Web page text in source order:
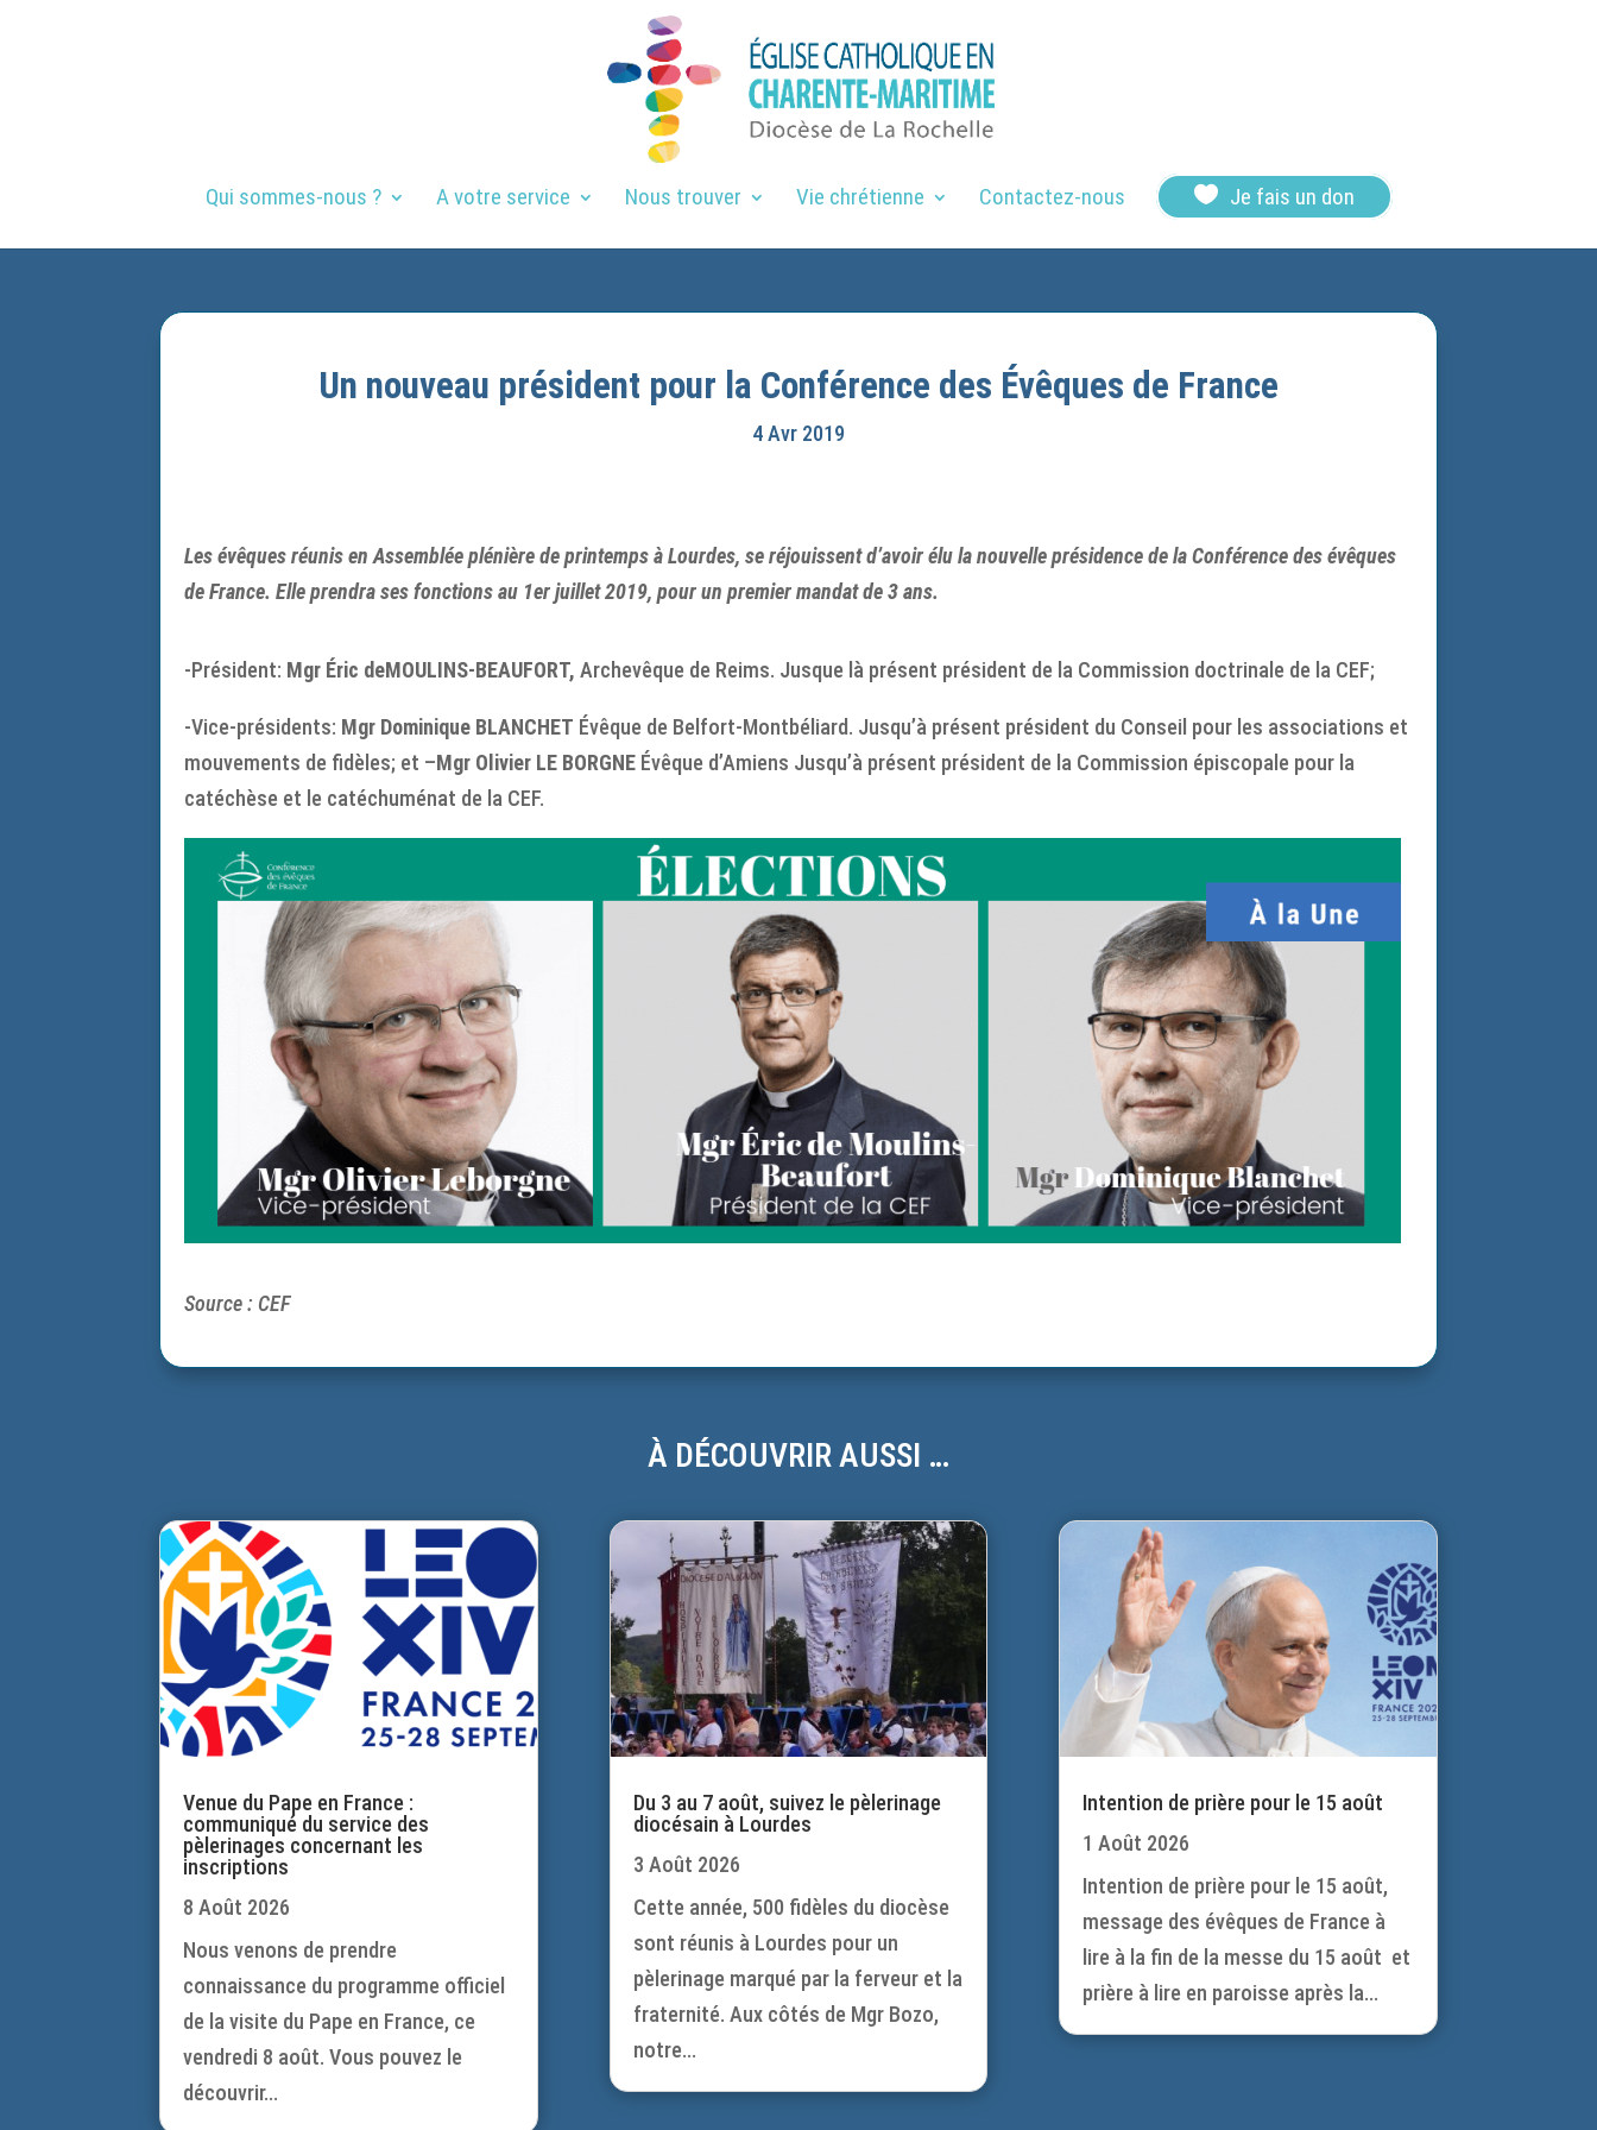
Qui sommes-nous ? A votre service Nous trouver Vie chrétienne Contactez-nous  Je fais un don
Un nouveau président pour la Conférence des Évêques de France
4 Avr 2019
Les évêques réunis en Assemblée plénière de printemps à Lourdes, se réjouissent d’avoir élu la nouvelle présidence de la Conférence des évêques
de France. Elle prendra ses fonctions au 1er juillet 2019, pour un premier mandat de 3 ans.
-Président: Mgr Éric deMOULINS-BEAUFORT,Archevêque de Reims. Jusque là présent président de la Commission doctrinale de la CEF;
-Vice-présidents: Mgr Dominique BLANCHET Évêque de Belfort-Montbéliard. Jusqu’à présent président du Conseil pour les associations et
mouvements de fidèles; et –Mgr Olivier LE BORGNE Évêque d’Amiens Jusqu’à présent président de la Commission épiscopale pour la
catéchèse et le catéchuménat de la CEF.
Source : CEF
À DÉCOUVRIR AUSSI …
Venue du Pape en France :
communiqué du service des
pèlerinages concernant les
inscriptions
8 Août 2026
Nous venons de prendre
connaissance du programme officiel
de la visite du Pape en France, ce
vendredi 8 août. Vous pouvez le
découvrir...
Du 3 au 7 août, suivez le pèlerinage
diocésain à Lourdes
3 Août 2026
Cette année, 500 fidèles du diocèse
sont réunis à Lourdes pour un
pèlerinage marqué par la ferveur et la
fraternité. Aux côtés de Mgr Bozo,
notre...
Intention de prière pour le 15 août
1 Août 2026
Intention de prière pour le 15 août,
message des évêques de France à
lire à la fin de la messe du 15 août et
prière à lire en paroisse après la...